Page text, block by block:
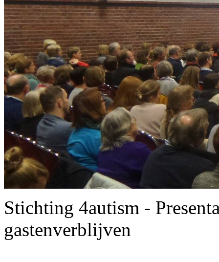
Stichting 4autism -
gastenverblijven